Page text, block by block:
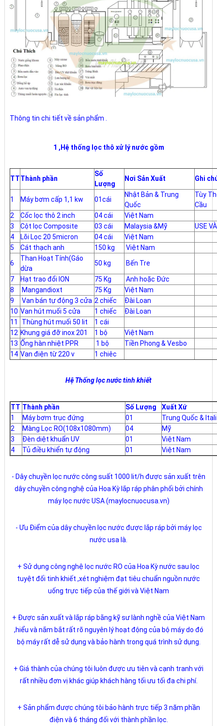
Thông tin chi tiết về sản phẩm .
1 ,Hệ thống lọc thô xử lý nước gồm
TTThành phần
Số
Lượng
Nơi Sản Xuất Ghi
1 Máy bơm cấp 1,1 kw 01cái
Nhật Bản & Trung
Quốc
Tùy
Cầu
2
Cốc lọc thô 2 inch 04 cái
Việt Nam
3
Cột lọc Composite 03 cái Malaysia &Mỹ
USE
4
Lõi Lọc 20 5micron 04 cái
Việt Nam
5
Cát thạch anh 150 kg
Việt Nam
6
Than Hoạt Tính(Gáo
dừa
50 kg Bến Tre
7 Hạt trao đổi ION 75 Kg
Anh hoặc Đức
8
Mangandioxt 75 Kg
Việt Nam
9
Van bán tự động 3 cửa 2 chiếc
Đài Loan
10 Van hút muối 5 cửa 1 chiếc
Đài Loan
11
Thùng hút muối 50 lit
1 cái
12 Khung giá đỡ inox 201 1 bộ
Việt Nam
13 Ống hàn nhiệt PPR 1 bộ
Tiền Phong & Vesbo
14 Van điện từ 220 v 1 chiêc
Hệ Thống lọc nước tinh khiết
TT Thành phần Số Lượng
Xuất Xứ
1
Máy bơm trục đứng 01
Trung Quốc &
2
Màng Lọc RO(108x1080mm) 04
Mỹ
3
Đèn diệt khuẩn UV 01
Việt Nam
4
Tủ điều khiển tự động 01 Việt Nam
- Dây chuyền lọc nước công suất 1000 lit/h được sản xuất trên
dây chuyền công nghệ của Hoa Kỳ lắp ráp phân phối bởi chính
máy lọc nước USA (maylocnuocusa.vn)
- Ưu Điểm của dây chuyền lọc nước được lắp ráp bởi máy lọc
nước usa là.
+ Sử dụng công nghệ lọc nước RO của Hoa Kỳ nước sau lọc
tuyệt đối tinh khiết ,xét nghiệm đạt tiêu chuẩn nguồn nước
uống trực tiếp của thế giới và Việt Nam
+ Được sản xuất và lắp ráp bằng kỹ sư lành nghề của Việt Nam
,hiểu và nắm bắt rất rõ nguyên lý hoạt động của bộ máy do đó
bộ máy rất dễ sử dụng và bảo hành trong quá trình sử dụng.
+ Giá thành của chúng tôi luôn được ưu tiên và cạnh tranh với
rất nhiều đơn vị khác giúp khách hàng tối ưu tối đa chi phí.
+ Sản phẩm được chúng tôi bảo hành trực tiếp 3 năm phần
điện và 6 tháng đối với thành phần lọc.